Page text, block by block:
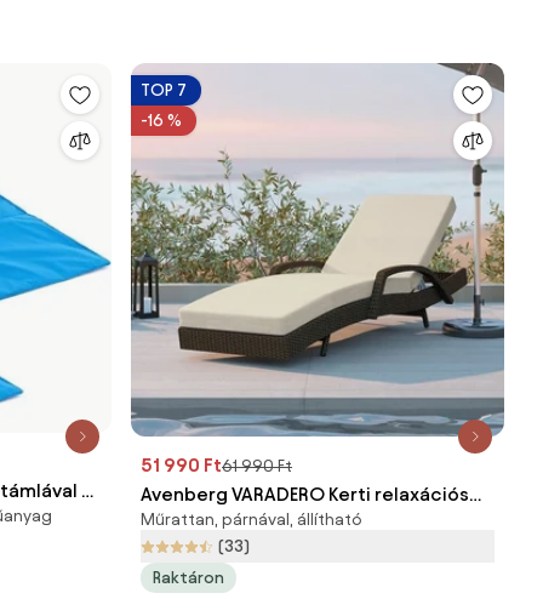
2
TOP 7
-16 %
51 990 Ft61 990 Ft
Avenberg VARADERO Kerti relaxációs
napozóágy - barna/bézs
Műrattan, párnával, állítható
(33)
Raktáron